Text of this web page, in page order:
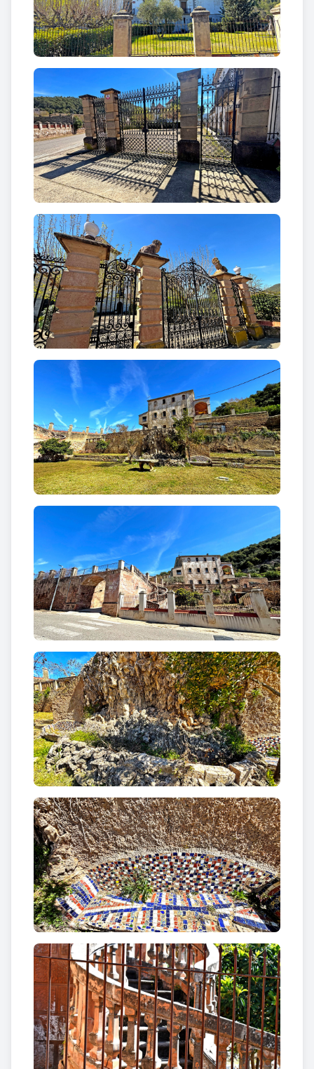
amb espais de caràcter religiós. Es té constància
d’un oratori o capella privada, i la primitiva església
del mas incorporava fins i tot una rectoria annexa.
Ja al segle XIX, l’hereu Joan de Palà i Valls va
impulsar un canvi decisiu en la història de la finca
amb la creació de la colònia industrial de Palà,
després d’obtenir el 1876 la concessió d’aigües per
a l’activitat fabril. A partir d’aquell moment, el mas
es va convertir en la residència principal dels
propietaris de la colònia. Amb la mort de Joan Palà i
Valls el 1918, la propietat va passar successivament
al seu germà Josep i, després del seu decés el 1925,
als nebots Joan i Francesc Palà i Claret.
En aquesta etapa, la gestió familiar es va repartir
entre els dos germans. Francesc, casat amb Maria
Feixas Riba Mercadal, va continuar residint a la casa
Palà Claret es va establir el 1917 a l’edifici adjacent,
que durant la dècada de 1920 va transformar en
una torre d’estètica italianitzant coneguda com la
Casa de l’Amo.
La Guerra Civil va suposar un punt d’inflexió per al
conjunt: la casa pairal va ser ocupada pel sindicat
de pagesos i es va produir la destrucció d’una part
important de la documentació històrica, tot i que el
mobiliari i els elements artístics van poder ser
preservats en gran mesura.
Entre 1951 i 1952 es va produir la ruptura
definitiva entre els germans Palà i Claret, amb la
sortida de Francesc de la colònia per desavinences
amb Joan. Aquest va adquirir la participació del seu
germà i va reinvertir els recursos en la
modernització del conjunt. Poc després va retornar
al mas i va impulsar una reforma integral de la casa
pairal, que encara conservava elements com la
pallissa i els estables abans de la intervenció.
de 1940, va ser a partir dels anys cinquanta quan la
casa es va transformar de manera més profunda,
fins a adquirir l’aspecte de residència palatina. El
projecte va ser encarregat a l’arquitecte
noucentistaJosep Danès i Torras, i les obres es van
executar entre 1957 i 1959. El resultat va ser un
conjunt residencial de gran complexitat, amb espais
diferenciats per a la família propietària i el servei,
incloent nou banys per als amos i quatre per al
personal.
L’entorn es completava amb jardins ornamentals,
estanys i escultures de caire neoclàssic, algunes de
les quals encara es conserven, consolidant la imatge